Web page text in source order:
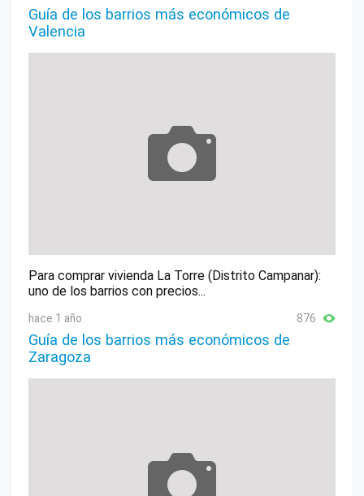
Guía de los barrios más económicos de
Valencia
Para comprar vivienda La Torre (Distrito Campanar):
uno de los barrios con precios...
hace 1 año 876
Guía de los barrios más económicos de
Zaragoza